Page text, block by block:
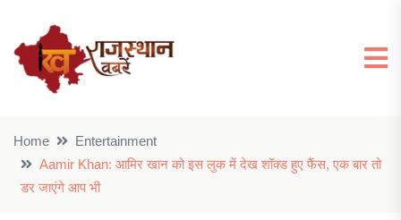
Home
Entertainment
Aamir Khan: आमिर खान को इस लुक में देख शॉक्ड हुए फैंस, एक बार तो
डर जाएंगे आप भी